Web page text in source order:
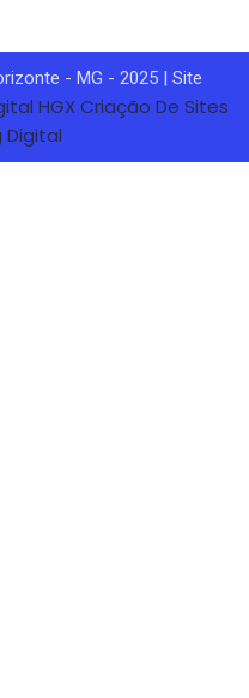
- MG - 2025 | Site
HGXCriação De Sites
Digital